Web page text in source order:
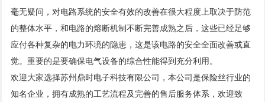
毫无疑问，对电路系统的安全有效的改善在很大程度上取决于防范
的整体水平，和电路的熔断机制不断完善成熟之后，这些已经足够
应付各种复杂的电力环境的隐患，这是该电路的安全全面改善或直
觉。重要的是要确保电气设备的综合性能得到充分利用。
欢迎大家选择苏州鼎时电子科技有限公司，本公司是保险丝行业的
知名企业，拥有成熟的工艺流程及完善的售后服务体系，欢迎致